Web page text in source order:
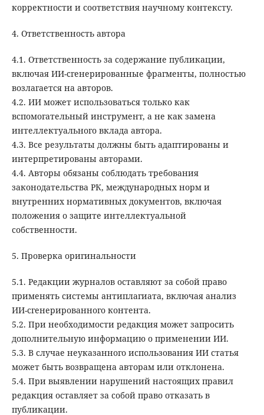
корректности и соответствия научному контексту.
4. Ответственность автора
4.1. Ответственность за содержание публикации,
включая ИИ-сгенерированные фрагменты, полностью
возлагается на авторов.
4.2. ИИ может использоваться только как
вспомогательный инструмент, а не как замена
интеллектуального вклада автора.
4.3. Все результаты должны быть адаптированы и
интерпретированы авторами.
4.4. Авторы обязаны соблюдать требования
законодательства РК, международных норм и
внутренних нормативных документов, включая
положения о защите интеллектуальной
собственности.
5. Проверка оригинальности
5.1. Редакции журналов оставляют за собой право
применять системы антиплагиата, включая анализ
ИИ-сгенерированного контента.
5.2. При необходимости редакция может запросить
дополнительную информацию о применении ИИ.
5.3. В случае неуказанного использования ИИ статья
может быть возвращена авторам или отклонена.
5.4. При выявлении нарушений настоящих правил
редакция оставляет за собой право отказать в
публикации.